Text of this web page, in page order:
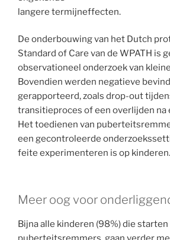
langere termijneffecten.
De onderbouwing van het Dutch
Standard of Care van de WPATH is
observationeel onderzoek van
Bovendien werden negatieve
gerapporteerd, zoals drop-out
transitieproces of een overlijden na
Het toedienen van
een gecontroleerde
feite experimenteren is op kinderen.
Meer oog voor
Bijna alle kinderen (98%) die